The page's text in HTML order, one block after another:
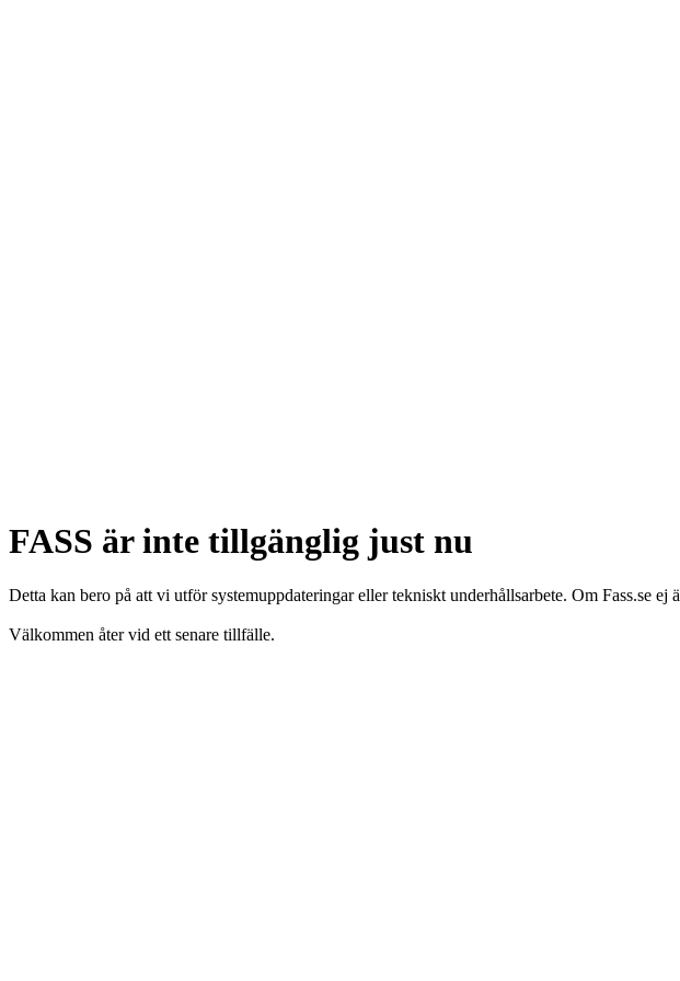
FASS är inte tillgänglig just nu
Detta kan bero på att vi utför systemuppdateringar eller tekniskt underhållsarbete. Om Fass.se
Välkommen åter vid ett senare tillfälle.